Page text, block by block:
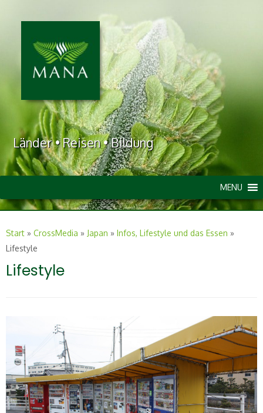
Länder • Reisen • Bildung
MENU
Start » CrossMedia » Japan » Infos, Lifestyle und das Essen »
Lifestyle
Lifestyle